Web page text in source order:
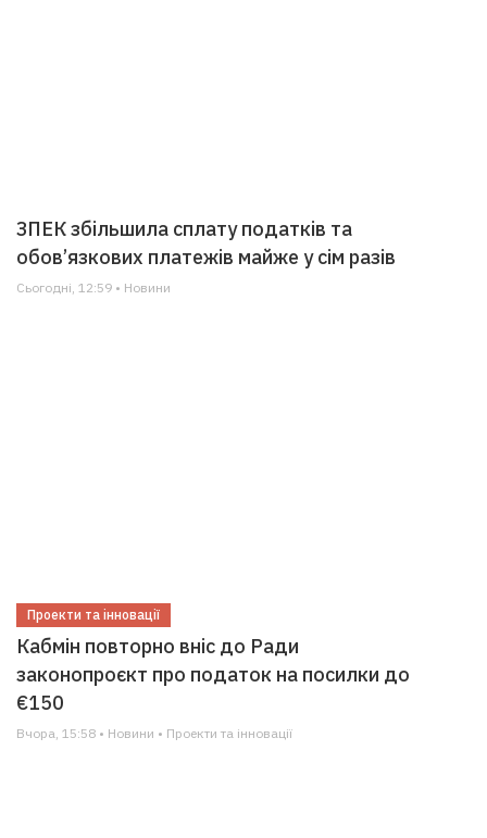
ЗПЕК збільшила сплату податків та
обов’язкових платежів майже у сім разів
Сьогодні, 12:59 • Новини
Проекти та інновації
Кабмін повторно вніс до Ради
законопроєкт про податок на посилки до
€150
Вчора, 15:58 • Новини • Проекти та інновації